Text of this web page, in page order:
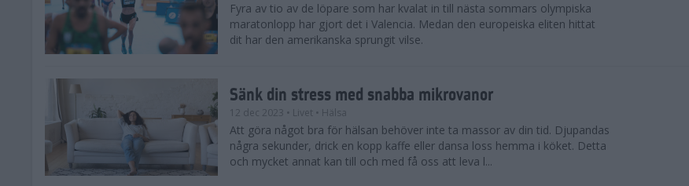
Fyra av tio av de löpare som har kvalat in till nästa sommars olympiska
maratonlopp har gjort det i Valencia. Medan den europeiska eliten hittat
dit har den amerikanska sprungit vilse.
Sänk din stress med snabba mikrovanor
12 dec 2023 • Livet • Hälsa
Att göra något bra för hälsan behöver inte ta massor av din tid. Djupandas
några sekunder, drick en kopp kaffe eller dansa loss hemma i köket. Detta
och mycket annat kan till och med få oss att leva l...